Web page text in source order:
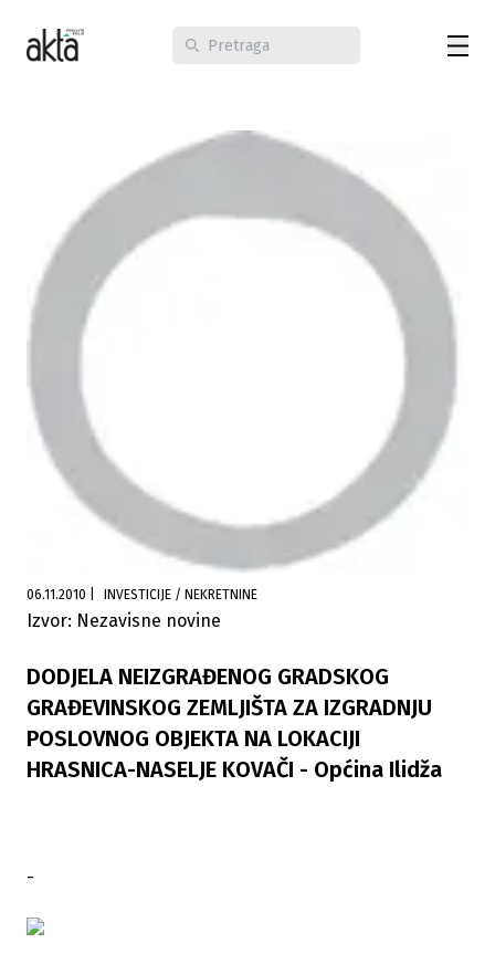
06.11.2010 INVESTICIJE / NEKRETNINE
Izvor: Nezavisne novine
DODJELA NEIZGRAĐENOG GRADSKOG
GRAĐEVINSKOG ZEMLJIŠTA ZA IZGRADNJU
POSLOVNOG OBJEKTA NA LOKACIJI
HRASNICA-NASELJE KOVAČI - Općina Ilidža
-